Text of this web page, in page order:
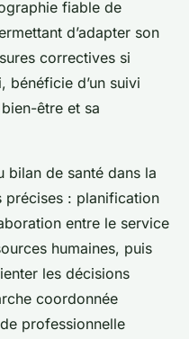
fiable de
d’adapter son
correctives si
bénéficie d’un suivi
être et sa
bilan de santé dans la
précises : planification
entre le service
humaines, puis
les décisions
coordonnée
professionnelle